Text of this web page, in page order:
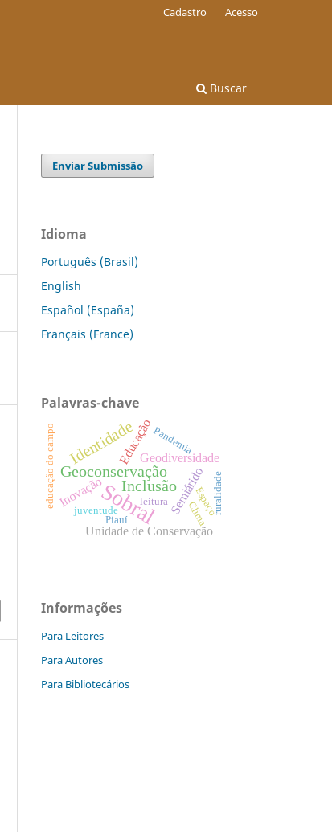
Buscar
Cadastro Acesso
Enviar Submissão
Idioma
Português (Brasil)
English
Español (España)
Français (France)
Palavras-chave
Sobral
Geoconservação
Inclusão
IdentidadeEducação
Unidade de Conservação
Geodiversidade
Semiárido
Inovação
educação do campo
juventude Espaçoruralidade
leitura
Pandemia
Piauí Clima
Informações
Para Leitores
Para Autores
Para Bibliotecários